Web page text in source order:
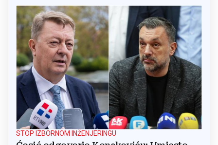
STOP IZBORNOM INŽENJERINGU